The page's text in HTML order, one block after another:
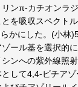
ンπ-カチオンラ
とを吸収スペクト
かにした。(小林
ール基を選択的
ンへの紫外線照
して4,4-ビチア